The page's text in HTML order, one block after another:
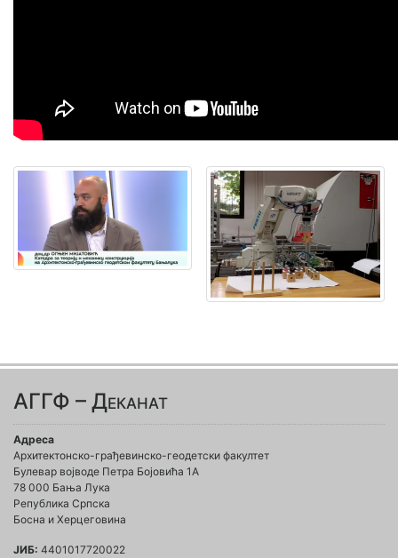
АГГФ – Деканат
Адреса
Архитектонско-грађевинско-геодетски факултет
Булевар војводе Петра Бојовића 1A
78 000 Бања Лука
Република Српска
Босна и Херцеговина
ЈИБ: 4401017720022